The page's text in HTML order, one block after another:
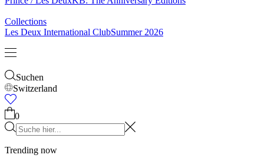
& SockenGürtelSchalsKrawatten